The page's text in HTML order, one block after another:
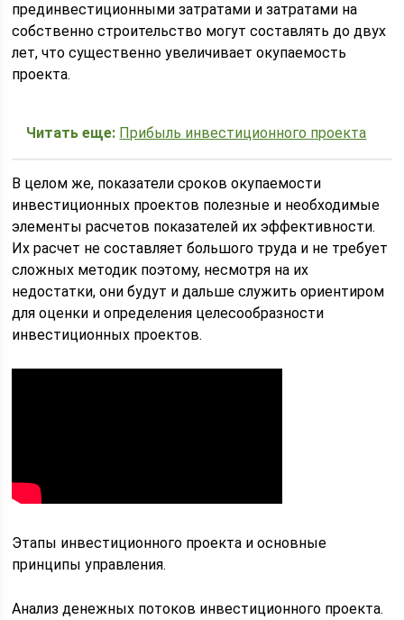
прединвестиционными затратами и затратами на
собственно строительство могут составлять до двух
лет, что существенно увеличивает окупаемость
проекта.
Читать еще: Прибыль инвестиционного проекта
В целом же, показатели сроков окупаемости
инвестиционных проектов полезные и необходимые
элементы расчетов показателей их эффективности.
Их расчет не составляет большого труда и не требует
сложных методик поэтому, несмотря на их
недостатки, они будут и дальше служить ориентиром
для оценки и определения целесообразности
инвестиционных проектов.
Этапы инвестиционного проекта и основные
принципы управления.
Анализ денежных потоков инвестиционного проекта.